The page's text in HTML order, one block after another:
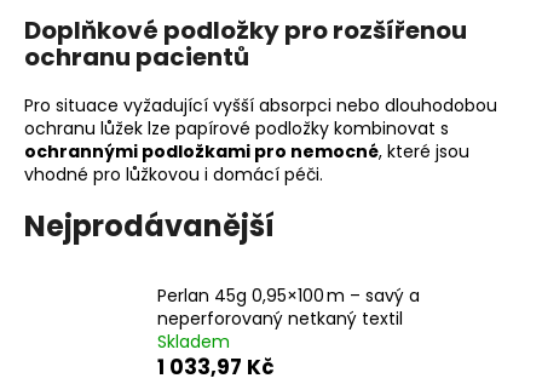
Doplňkové podložky pro rozšířenou
ochranu pacientů
Pro situace vyžadující vyšší absorpci nebo dlouhodobou
ochranu lůžek lze papírové podložky kombinovat s
ochrannými podložkami pro nemocné, které jsou
vhodné pro lůžkovou i domácí péči.
Nejprodávanější
Perlan 45g 0,95×100 m – savý a
neperforovaný netkaný textil
Skladem
1 033,97 Kč
m
e